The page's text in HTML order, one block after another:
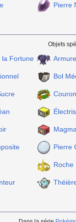
Pierre
Objets
la Fortune
Bol
Pierre
Roche